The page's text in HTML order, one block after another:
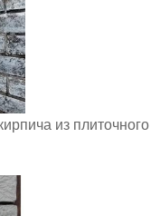
из плиточного